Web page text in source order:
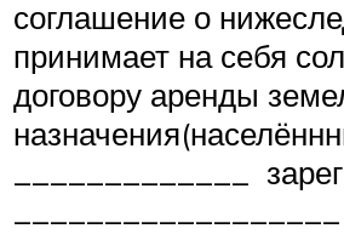
соглашение о
принимает на себя
договору аренды
_____________